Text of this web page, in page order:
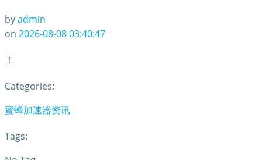
byadmin
on 2026-08-08 03:40:47
！
Categories:
蜜蜂加速器资讯
Tags: